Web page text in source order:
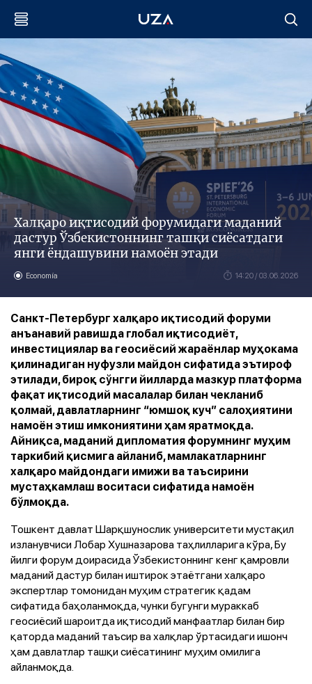
Халқаро иқтисодий форумидаги маданий
дастур Ўзбекистоннинг ташқи сиёсатдаги
янги ёндашувини намоён этади
Economía 14:20 / 03.06.2026
Санкт-Петербург халқаро иқтисодий форуми
анъанавий равишда глобал иқтисодиёт,
инвестициялар ва геосиёсий жараёнлар муҳокама
қилинадиган нуфузли майдон сифатида эътироф
этилади, бироқ сўнгги йилларда мазкур платформа
фақат иқтисодий масалалар билан чекланиб
қолмай, давлатларнинг “юмшоқ куч” салоҳиятини
намоён этиш имкониятини ҳам яратмоқда.
Айниқса, маданий дипломатия форумнинг муҳим
таркибий қисмига айланиб, мамлакатларнинг
халқаро майдондаги имижи ва таъсирини
мустаҳкамлаш воситаси сифатида намоён
бўлмоқда.
Тошкент давлат Шарқшунослик университети мустақил
изланувчиси Лобар Хушназарова таҳлилларига кўра, Бу
йилги форум доирасида Ўзбекистоннинг кенг қамровли
маданий дастур билан иштирок этаётгани халқаро
экспертлар томонидан муҳим стратегик қадам
сифатида баҳоланмоқда, чунки бугунги мураккаб
геосиёсий шароитда иқтисодий манфаатлар билан бир
қаторда маданий таъсир ва халқлар ўртасидаги ишонч
ҳам давлатлар ташқи сиёсатининг муҳим омилига
айланмоқда.